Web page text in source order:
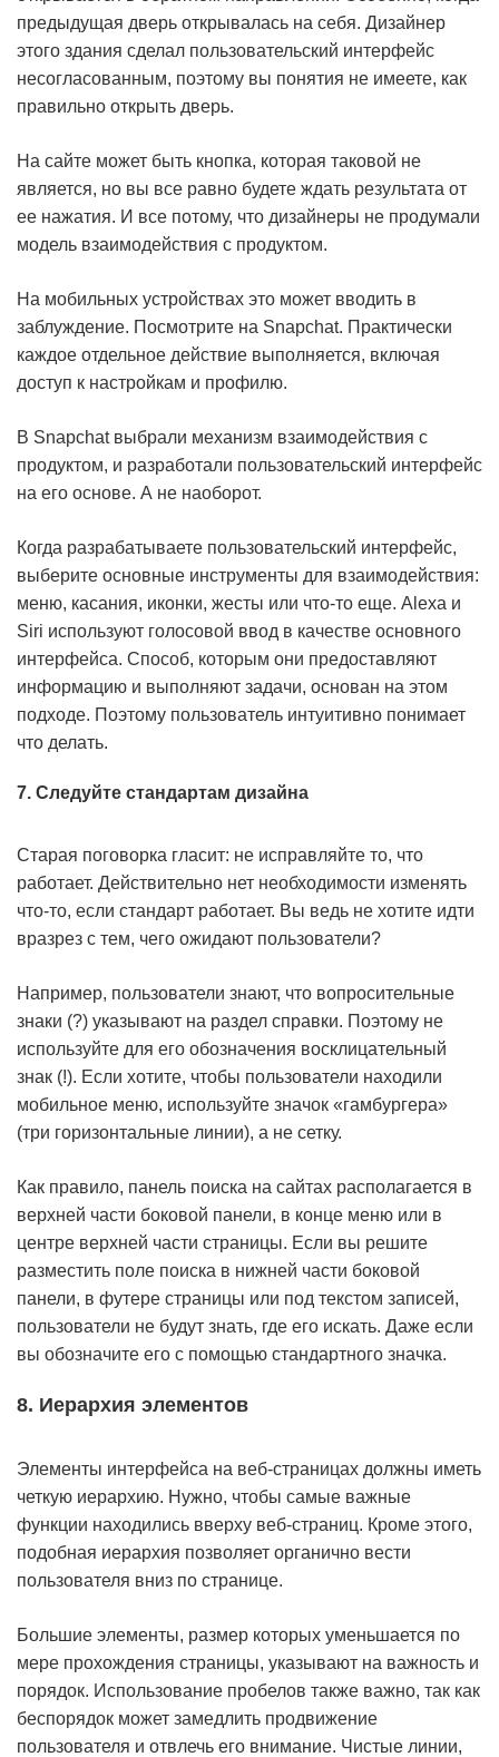
предыдущая дверь открывалась на себя. Дизайнер
этого здания сделал пользовательский интерфейс
несогласованным, поэтому вы понятия не имеете, как
правильно открыть дверь.
На сайте может быть кнопка, которая таковой не
является, но вы все равно будете ждать результата от
ее нажатия. И все потому, что дизайнеры не продумали
модель взаимодействия с продуктом.
На мобильных устройствах это может вводить в
заблуждение. Посмотрите на Snapchat. Практически
каждое отдельное действие выполняется, включая
доступ к настройкам и профилю.
В Snapchat выбрали механизм взаимодействия с
продуктом, и разработали пользовательский интерфейс
на его основе. А не наоборот.
Когда разрабатываете пользовательский интерфейс,
выберите основные инструменты для взаимодействия:
меню, касания, иконки, жесты или что-то еще. Alexa и
Siri используют голосовой ввод в качестве основного
интерфейса. Способ, которым они предоставляют
информацию и выполняют задачи, основан на этом
подходе. Поэтому пользователь интуитивно понимает
что делать.
7. Следуйте стандартам дизайна
Старая поговорка гласит: не исправляйте то, что
работает. Действительно нет необходимости изменять
что-то, если стандарт работает. Вы ведь не хотите идти
вразрез с тем, чего ожидают пользователи?
Например, пользователи знают, что вопросительные
знаки (?) указывают на раздел справки. Поэтому не
используйте для его обозначения восклицательный
знак (!). Если хотите, чтобы пользователи находили
мобильное меню, используйте значок «гамбургера»
(три горизонтальные линии), а не сетку.
Как правило, панель поиска на сайтах располагается в
верхней части боковой панели, в конце меню или в
центре верхней части страницы. Если вы решите
разместить поле поиска в нижней части боковой
панели, в футере страницы или под текстом записей,
пользователи не будут знать, где его искать. Даже если
вы обозначите его с помощью стандартного значка.
8. Иерархия элементов
Элементы интерфейса на веб-страницах должны иметь
четкую иерархию. Нужно, чтобы самые важные
функции находились вверху веб-страниц. Кроме этого,
подобная иерархия позволяет органично вести
пользователя вниз по странице.
Большие элементы, размер которых уменьшается по
мере прохождения страницы, указывают на важность и
порядок. Использование пробелов также важно, так как
беспорядок может замедлить продвижение
пользователя и отвлечь его внимание. Чистые линии,